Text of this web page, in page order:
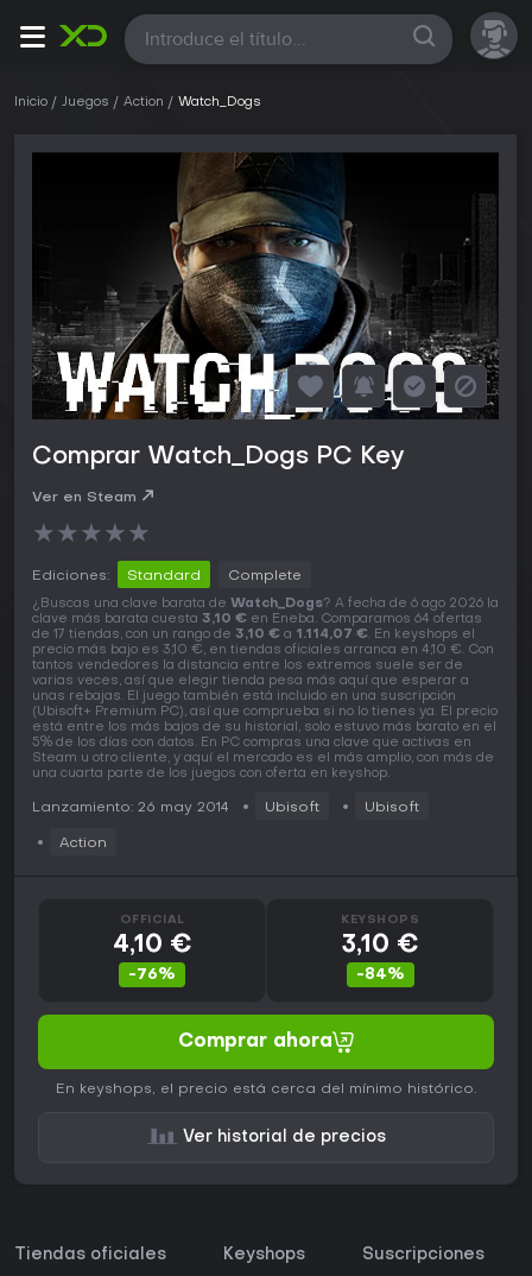
Todas
Inicio Juegos Action Watch_Dogs
Comprar Watch_Dogs PC Key
Ver en Steam
★★★★★
Ediciones: Standard Complete
¿Buscas una clave barata de Watch_Dogs? A fecha de 6 ago 2026 la
clave más barata cuesta 3,10 € en Eneba. Comparamos 64 ofertas
de 17 tiendas, con un rango de 3,10 € a 1.114,07 €. En keyshops el
precio más bajo es 3,10 €, en tiendas oficiales arranca en 4,10 €. Con
tantos vendedores la distancia entre los extremos suele ser de
varias veces, así que elegir tienda pesa más aquí que esperar a
unas rebajas. El juego también está incluido en una suscripción
(Ubisoft+ Premium PC), así que comprueba si no lo tienes ya. El precio
está entre los más bajos de su historial, solo estuvo más barato en el
5% de los días con datos. En PC compras una clave que activas en
Steam u otro cliente, y aquí el mercado es el más amplio, con más de
una cuarta parte de los juegos con oferta en keyshop.
Lanzamiento: 26 may 2014 Ubisoft Ubisoft
Action
OFFICIAL
4,10 €
-76%
KEYSHOPS
3,10 €
-84%
Comprar ahora
En keyshops, el precio está cerca del mínimo histórico.
Ver historial de precios
Tiendas oficiales Keyshops Suscripciones